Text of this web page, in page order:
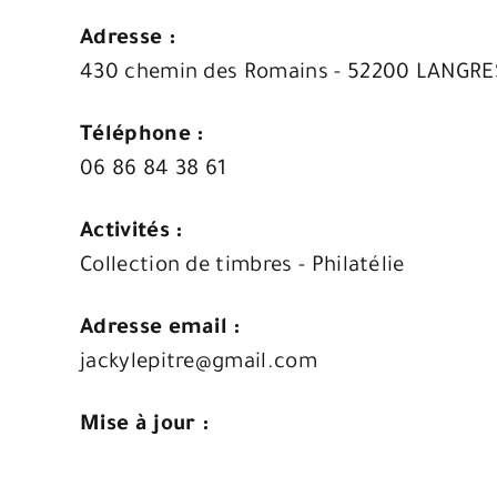
Adresse :
430 chemin des Romains - 52200
Téléphone :
06 86 84 38 61
Activités :
Collection de timbres - Philatélie
Adresse email :
jackylepitre@gmail.com
Mise à jour :